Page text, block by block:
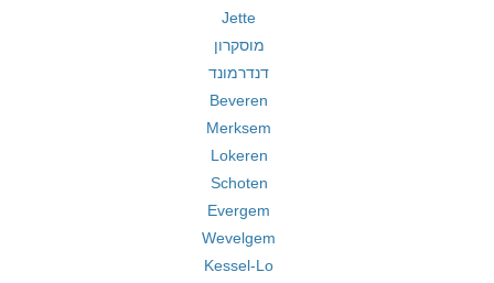
Jette
מוסקרון
דנדרמונד
Beveren
Merksem
Lokeren
Schoten
Evergem
Wevelgem
Kessel-Lo